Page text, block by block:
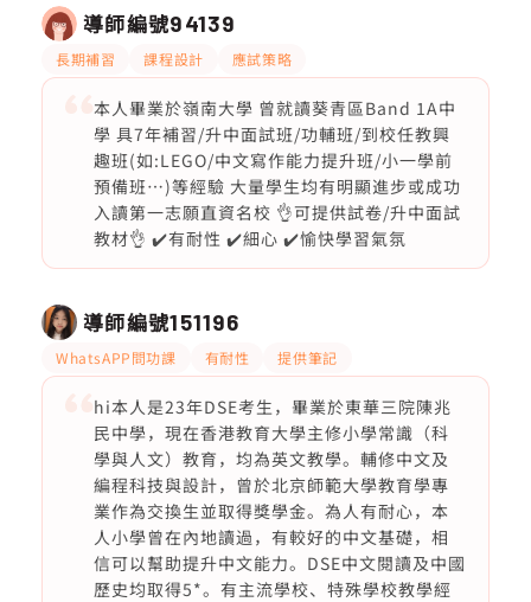
導師編號94139
長期補習 課程設計 應試策略
本人畢業於嶺南大學 曾就讀葵青區Band 1A中
學 具7年補習/升中面試班/功輔班/到校任教興
趣班(如:LEGO/中文寫作能力提升班/小一學前
預備班…)等經驗 大量學生均有明顯進步或成功
入讀第一志願直資名校 👌可提供試卷/升中面試
教材👌 ✔️有耐性 ✔️細心 ✔️愉快學習氣氛
導師編號151196
WhatsAPP問功課 有耐性 提供筆記
hi本人是23年DSE考生，畢業於東華三院陳兆
民中學，現在香港教育大學主修小學常識（科
學與人文）教育，均為英文教學。輔修中文及
編程科技與設計，曾於北京師範大學教育學專
業作為交換生並取得獎學金。為人有耐心，本
人小學曾在內地讀過，有較好的中文基礎，相
信可以幫助提升中文能力。DSE中文閱讀及中國
歷史均取得5*。有主流學校、特殊學校教學經